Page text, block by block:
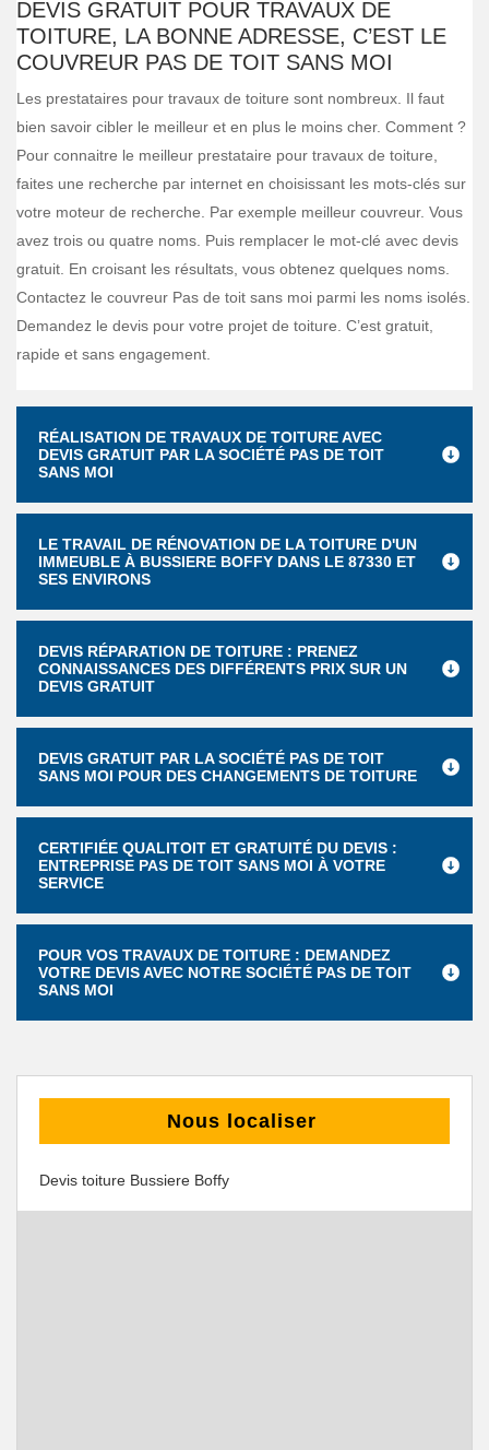
DEVIS GRATUIT POUR TRAVAUX DE
TOITURE, LA BONNE ADRESSE, C’EST LE
COUVREUR PAS DE TOIT SANS MOI
Les prestataires pour travaux de toiture sont nombreux. Il faut
bien savoir cibler le meilleur et en plus le moins cher. Comment ?
Pour connaitre le meilleur prestataire pour travaux de toiture,
faites une recherche par internet en choisissant les mots-clés sur
votre moteur de recherche. Par exemple meilleur couvreur. Vous
avez trois ou quatre noms. Puis remplacer le mot-clé avec devis
gratuit. En croisant les résultats, vous obtenez quelques noms.
Contactez le couvreur Pas de toit sans moi parmi les noms isolés.
Demandez le devis pour votre projet de toiture. C’est gratuit,
rapide et sans engagement.
RÉALISATION DE TRAVAUX DE TOITURE AVEC
DEVIS GRATUIT PAR LA SOCIÉTÉ PAS DE TOIT
SANS MOI
LE TRAVAIL DE RÉNOVATION DE LA TOITURE D'UN
IMMEUBLE À BUSSIERE BOFFY DANS LE 87330 ET
SES ENVIRONS
DEVIS RÉPARATION DE TOITURE : PRENEZ
CONNAISSANCES DES DIFFÉRENTS PRIX SUR UN
DEVIS GRATUIT
DEVIS GRATUIT PAR LA SOCIÉTÉ PAS DE TOIT
SANS MOI POUR DES CHANGEMENTS DE TOITURE
CERTIFIÉE QUALITOIT ET GRATUITÉ DU DEVIS :
ENTREPRISE PAS DE TOIT SANS MOI À VOTRE
SERVICE
POUR VOS TRAVAUX DE TOITURE : DEMANDEZ
VOTRE DEVIS AVEC NOTRE SOCIÉTÉ PAS DE TOIT
SANS MOI
Nous localiser
Devis toiture Bussiere Boffy